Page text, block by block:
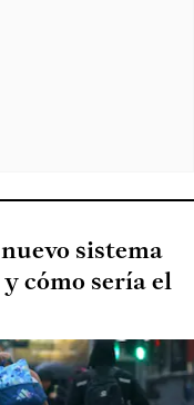
sistema
cómo sería el